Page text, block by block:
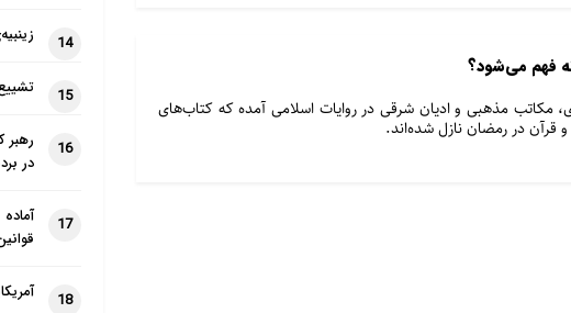
فهم می‌شود؟
مکاتب مذهبی و ادیان شرقی در روایات اسلامی آمده که کتاب‌های
قرآن در رمضان نازل شده‌اند.
14
15
16
در
17
18